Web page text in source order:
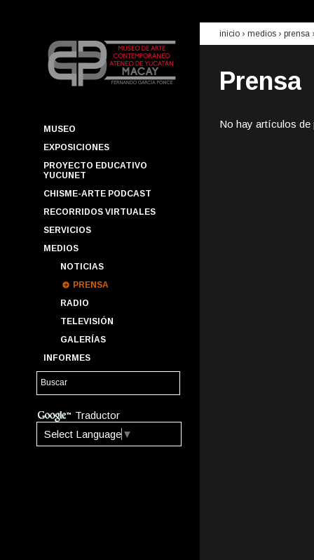
MUSEO
EXPOSICIONES
PROYECTO EDUCATIVO
YUCUNET
CHISME-ARTE PODCAST
RECORRIDOS VIRTUALES
SERVICIOS
MEDIOS
NOTICIAS
PRENSA
RADIO
TELEVISIÓN
GALERÍAS
INFORMES
Traductor
Select Language ▼
inicio › medios › prensa
Prensa
No hay artículos de